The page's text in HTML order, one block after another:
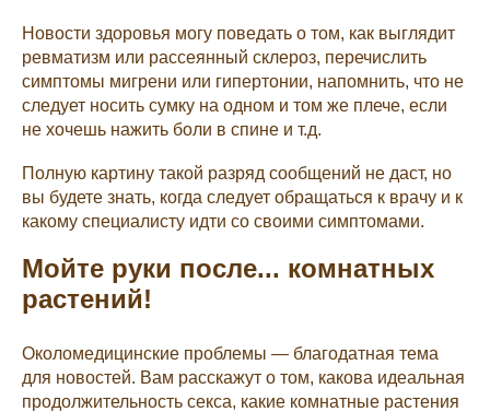
Новости здоровья могу поведать о том, как выглядит
ревматизм или рассеянный склероз, перечислить
симптомы мигрени или гипертонии, напомнить, что не
следует носить сумку на одном и том же плече, если
не хочешь нажить боли в спине и т.д.
Полную картину такой разряд сообщений не даст, но
вы будете знать, когда следует обращаться к врачу и к
какому специалисту идти со своими симптомами.
Мойте руки после... комнатных
растений!
Околомедицинские проблемы — благодатная тема
для новостей. Вам расскажут о том, какова идеальная
продолжительность секса, какие комнатные растения